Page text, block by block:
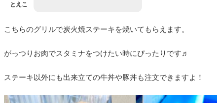
とえこ
こちらのグリルで炭火焼ステーキを焼いてもらえます。
がっつりお肉でスタミナをつけたい時にぴったりです♬
ステーキ以外にも出来立ての牛丼や豚丼も注文できますよ！